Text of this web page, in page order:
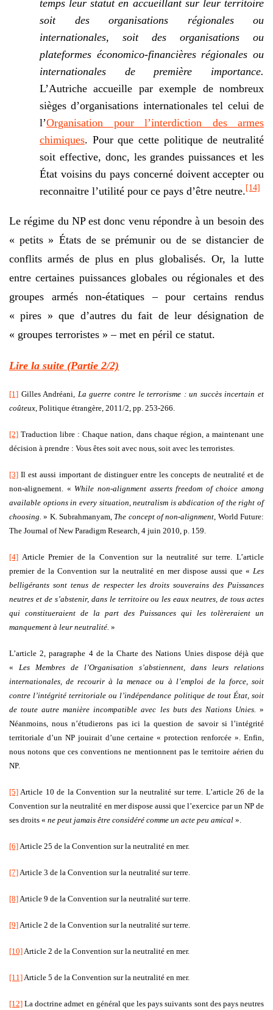
temps leur statut en accueillant sur leur territoire
soit des organisations régionales ou
internationales, soit des organisations ou
plateformes économico-financières régionales ou
internationales de première importance.
L’Autriche accueille par exemple de nombreux
sièges d’organisations internationales tel celui de
l’Organisation pour l’interdiction des armes
chimiques. Pour que cette politique de neutralité
soit effective, donc, les grandes puissances et les
État voisins du pays concerné doivent accepter ou
reconnaitre l’utilité pour ce pays d’être neutre.[14]
Le régime du NP est donc venu répondre à un besoin des
« petits » États de se prémunir ou de se distancier de
conflits armés de plus en plus globalisés. Or, la lutte
entre certaines puissances globales ou régionales et des
groupes armés non-étatiques – pour certains rendus
« pires » que d’autres du fait de leur désignation de
« groupes terroristes » – met en péril ce statut.
Lire la suite (Partie 2/2)
[1] Gilles Andréani, La guerre contre le terrorisme : un succès incertain et
coûteux, Politique étrangère, 2011/2, pp. 253-266.
[2] Traduction libre : Chaque nation, dans chaque région, a maintenant une
décision à prendre : Vous êtes soit avec nous, soit avec les terroristes.
[3] Il est aussi important de distinguer entre les concepts de neutralité et de
non-alignement. « While non-alignment asserts freedom of choice among
available options in every situation, neutralism is abdication of the right of
choosing. » K. Subrahmanyam, The concept of non-alignment, World Future:
The Journal of New Paradigm Research, 4 juin 2010, p. 159.
[4] Article Premier de la Convention sur la neutralité sur terre. L’article
premier de la Convention sur la neutralité en mer dispose aussi que « Les
belligérants sont tenus de respecter les droits souverains des Puissances
neutres et de s’abstenir, dans le territoire ou les eaux neutres, de tous actes
qui constitueraient de la part des Puissances qui les tolèreraient un
manquement à leur neutralité. »
L’article 2, paragraphe 4 de la Charte des Nations Unies dispose déjà que
« Les Membres de l’Organisation s’abstiennent, dans leurs relations
internationales, de recourir à la menace ou à l’emploi de la force, soit
contre l’intégrité territoriale ou l’indépendance politique de tout État, soit
de toute autre manière incompatible avec les buts des Nations Unies. »
Néanmoins, nous n’étudierons pas ici la question de savoir si l’intégrité
territoriale d’un NP jouirait d’une certaine « protection renforcée ». Enfin,
nous notons que ces conventions ne mentionnent pas le territoire aérien du
NP.
[5] Article 10 de la Convention sur la neutralité sur terre. L’article 26 de la
Convention sur la neutralité en mer dispose aussi que l’exercice par un NP de
ses droits « ne peut jamais être considéré comme un acte peu amical ».
[6] Article 25 de la Convention sur la neutralité en mer.
[7] Article 3 de la Convention sur la neutralité sur terre.
[8] Article 9 de la Convention sur la neutralité sur terre.
[9] Article 2 de la Convention sur la neutralité sur terre.
[10] Article 2 de la Convention sur la neutralité en mer.
[11] Article 5 de la Convention sur la neutralité en mer.
[12] La doctrine admet en général que les pays suivants sont des pays neutres